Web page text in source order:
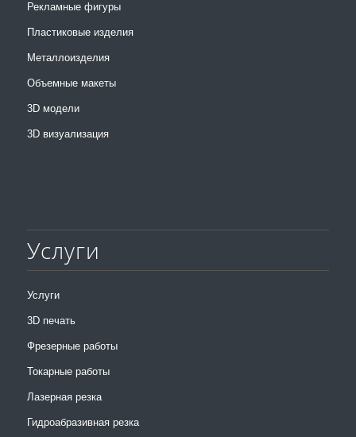
Рекламные фигуры
Пластиковые изделия
Металлоизделия
Объемные макеты
3D модели
3D визуализация
Услуги
Услуги
3D печать
Фрезерные работы
Токарные работы
Лазерная резка
Гидроабразивная резка